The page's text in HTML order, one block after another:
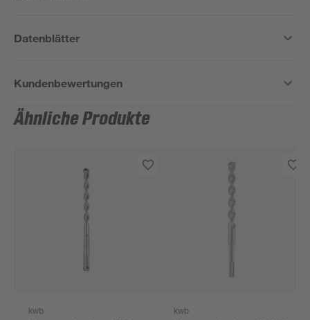
Datenblätter
Kundenbewertungen
Ähnliche Produkte
kwb kwb